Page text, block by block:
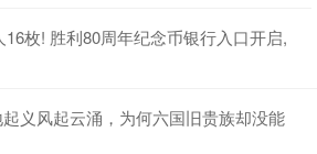
枚! 胜利80周年纪念币银行入口开启,
义风起云涌，为何六国旧贵族却没能